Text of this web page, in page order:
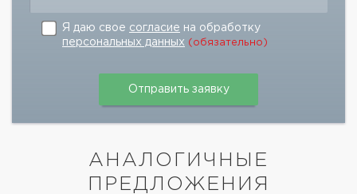
Я даю свое согласие на обработку
персональных данных (обязательно)
АНАЛОГИЧНЫЕ
ПРЕДЛОЖЕНИЯ